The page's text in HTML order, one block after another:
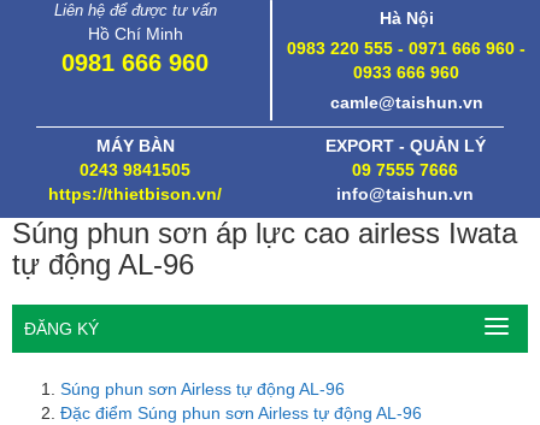
Liên hệ để được tư vấn
Hồ Chí Minh
0981 666 960
Hà Nội
0983 220 555 - 0971 666 960 -
0933 666 960
camle@taishun.vn
MÁY BÀN
0243 9841505
https://thietbison.vn/
EXPORT - QUẢN LÝ
09 7555 7666
info@taishun.vn
Súng phun sơn áp lực cao airless Iwata
tự động AL-96
ĐĂNG KÝ
Súng phun sơn Airless tự động AL-96
Đặc điểm Súng phun sơn Airless tự động AL-96